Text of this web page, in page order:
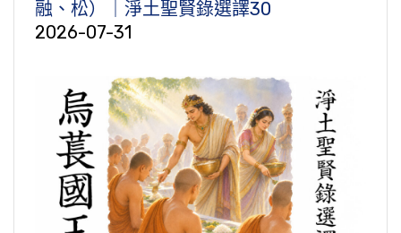
融、松）｜淨土聖賢錄選譯30
2026-07-31